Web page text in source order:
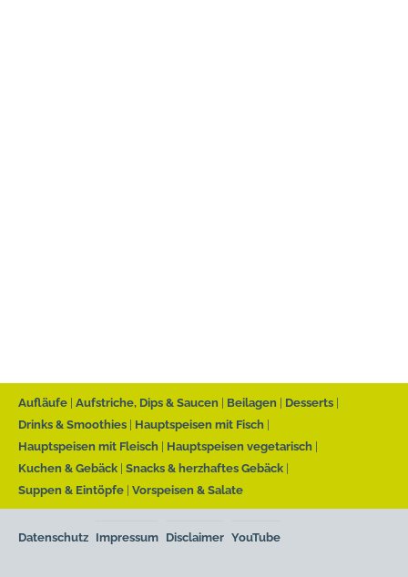
Aufläufe Aufstriche, Dips & Saucen Beilagen
Desserts
Drinks & Smoothies
Hauptspeisen mit Fisch
Hauptspeisen mit Fleisch
Hauptspeisen vegetarisch
Kuchen & Gebäck Snacks & herzhaftes Gebäck
Suppen & Eintöpfe Vorspeisen & Salate
Datenschutz Impressum Disclaimer YouTube